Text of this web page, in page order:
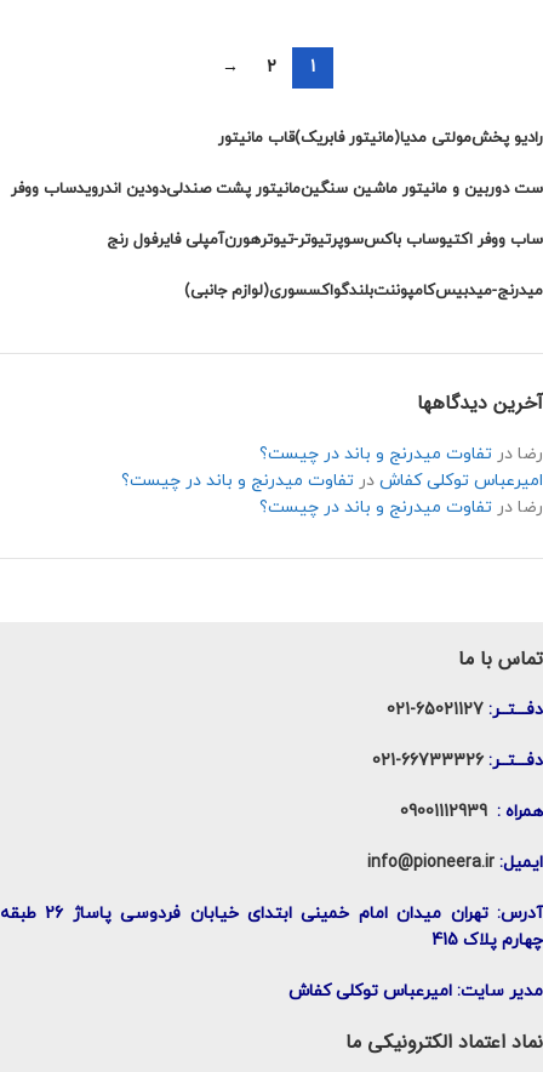
رادیو پخشمولتی مدیا(مانیتور فابریک)قاب مانیتور
ست دوربین و مانیتور ماشین سنگینمانیتور پشت صندلیدودین اندرویدساب ووفر
ساب ووفر اکتیوساب باکسسوپرتیوتر-تیوترهورنآمپلی فایرفول رنج
میدرنج-میدبیسکامپوننتبلندگواکسسوری(لوازم جانبی)
آخرین دیدگاهها
رضا در تفاوت میدرنج و باند در چیست؟
امیرعباس توکلی کفاش در تفاوت میدرنج و باند در چیست؟
رضا در تفاوت میدرنج و باند در چیست؟
1
2
→
تماس با ما
دفـــتــر: 65021127-021
دفـــتــر: 66733326-021
همراه : 09001112939
ایمیل: info@pioneera.ir
آدرس: تهران میدان امام خمینی ابتدای خیابان فردوسی پاساژ 26 طبقه
چهارم پلاک 415
مدیر سایت: امیرعباس توکلی کفاش
نماد اعتماد الکترونیکی ما